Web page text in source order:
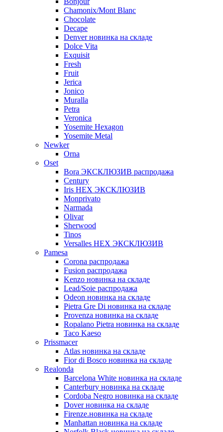
Chamonix/Mont Blanc
Chocolate
Decape
Denver новинка на складе
Dolce Vita
Exquisit
Fresh
Fruit
Jerica
Jonico
Muralla
Petra
Veroniсa
Yosemite Hexagon
Yosemite Metal
Newker
Orna
Oset
Bora ЭКСКЛЮЗИВ распродажа
Century
Iris HEX ЭКСКЛЮЗИВ
Monprivato
Narmada
Olivar
Sherwood
Tinos
Versalles HEX ЭКСКЛЮЗИВ
Pamesa
Corona распродажа
Fusion распродажа
Kenzo новинка на складе
Lead/Soie распродажа
Odeon новинка на складе
Pietra Gre Di новинка на складе
Provenza новинка на складе
Ropalano Pietra новинка на складе
Taco Kaeso
Prissmacer
Atlas новинка на складе
Fior di Bosco новинка на складе
Realonda
Barсelona White новинка на складе
Canterbury новинка на складе
Cordoba Negro новинка на складе
Dover новинка на складе
Firenze.новинка на складе
Manhattan новинка на складе